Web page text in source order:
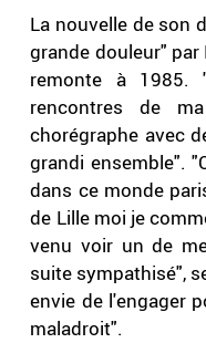
La nouvelle de son
grande douleur"
remonte à 1985.
rencontres de
chorégraphe avec
grandi ensemble".
dans ce monde
de Lille moi je
venu voir un de
suite sympathisé",
envie de l'engager
maladroit".